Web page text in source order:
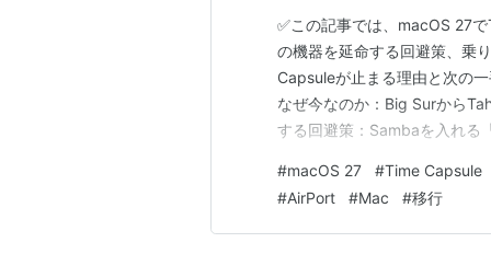
✅この記事では、macOS 27
の機器を延命する回避策、乗
Capsuleが止まる理由と次の
なぜ今なのか：Big Surから
する回避策：Sambaを入れる
ひとこと：白い箱の時代が、
#macOS 27 #Time Capsule
#AirPort #Mac #移行